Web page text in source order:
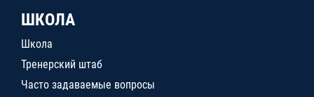
ШКОЛА
Школа
Тренерский штаб
Часто задаваемые вопросы